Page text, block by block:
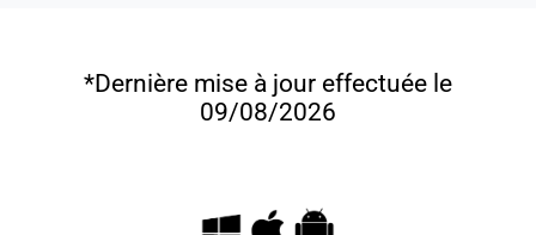
*Dernière mise à jour effectuée le
09/08/2026